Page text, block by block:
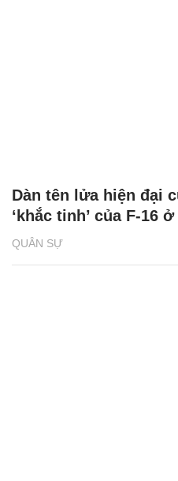
QUÂN SỰ
Dàn tên lửa hiện đại
‘khắc tinh’ của F-16